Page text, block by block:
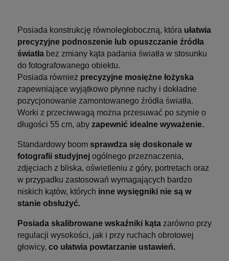
Posiada konstrukcję równoległoboczną, która ułatwia
precyzyjne podnoszenie lub opuszczanie źródła
światła bez zmiany kąta padania światła w stosunku
do fotografowanego obiektu.
Posiada również precyzyjne mosiężne łożyska
zapewniające wyjątkowo płynne ruchy i dokładne
pozycjonowanie zamontowanego źródła światła.
Worki z przeciwwagą można przesuwać po szynie o
długości 55 cm, aby zapewnić idealne wyważenie.
Standardowy boom sprawdza się doskonale w
fotografii studyjnej ogólnego przeznaczenia,
zdjęciach z bliska, oświetleniu z góry, portretach oraz
w przypadku zastosowań wymagających bardzo
niskich kątów, których inne wysięgniki nie są w
stanie obsłużyć.
Posiada skalibrowane wskaźniki kąta zarówno przy
regulacji wysokości, jak i przy ruchach obrotowej
głowicy, co ułatwia powtarzanie ustawień.